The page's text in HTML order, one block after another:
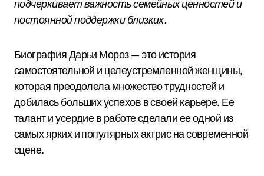
подчеркивает важность семейных ценностей и
постоянной поддержки близких.
Биография Дарьи Мороз — это история
самостоятельной и целеустремленной женщины,
которая преодолела множество трудностей и
добилась больших успехов в своей карьере. Ее
талант и усердие в работе сделали ее одной из
самых ярких и популярных актрис на современной
сцене.